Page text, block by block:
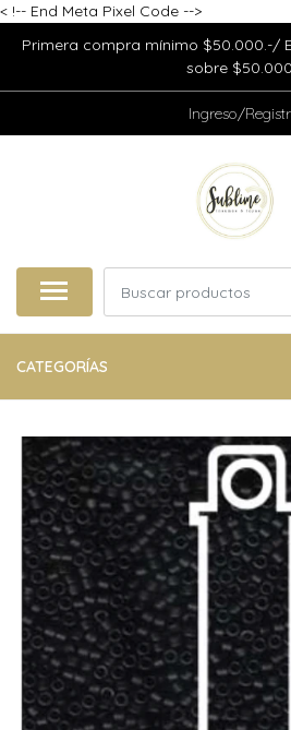
< !-- End Meta Pixel Code -->
Primera compra mínimo $50.000.-/
sobre
Ingreso/
CATEGORÍAS